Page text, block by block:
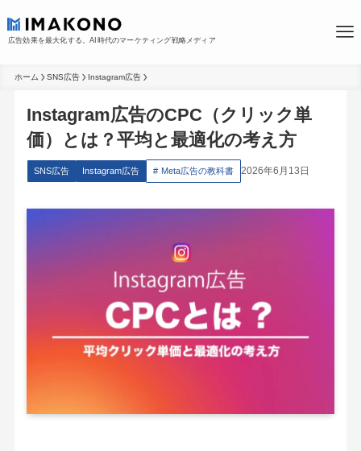
広告効果を最大化する。AI時代のマーケティング戦略メディア
ホーム SNS広告 Instagram広告
Instagram広告のCPC（クリック単
価）とは？平均と最適化の考え方
SNS広告 Instagram広告 Meta広告の教科書 2026年6月13日